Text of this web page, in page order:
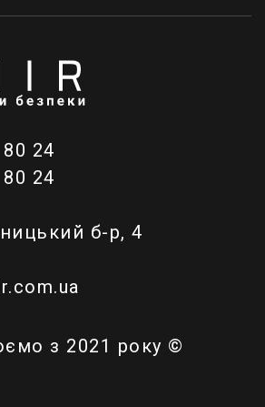
полегшує процес
пристрою.
опцією є підсвічування клавіш
варіантів у темний час
представлені в асортименті
можна зручно та швидко.
приладу людям, які
клавіатурі. Також звуковий
для попередження про
мають захисну функцію
24
24
б-р, 4
з 2021 року ©